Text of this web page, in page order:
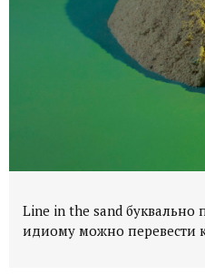
Line in the sand буквально
идиому можно перевести